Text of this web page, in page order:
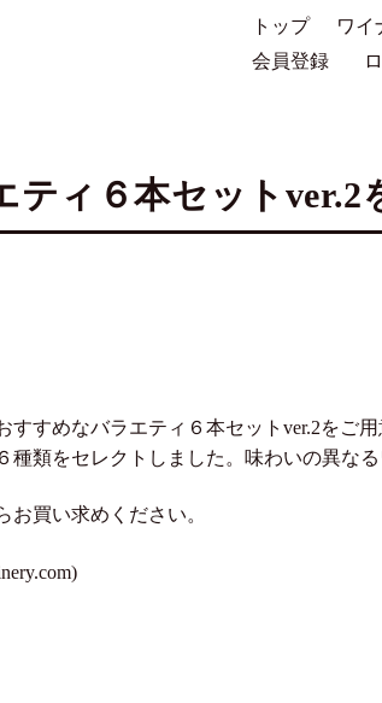
トップ ワイ
会員登録
ティ６本セットver.2
すめなバラエティ６本セットver.2をご用
類をセレクトしました。味わいの異な
買い求めください。